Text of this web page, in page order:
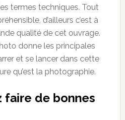
termes techniques. Tout
d’ailleurs c’est à
qualité de cet ouvrage.
donne les principales
et se lancer dans cette
qu’est la photographie.
faire de bonnes